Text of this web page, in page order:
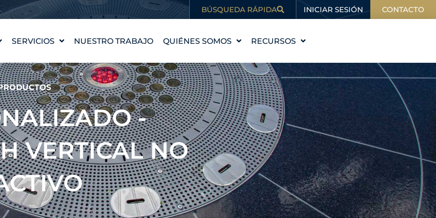
BÚSQUEDA RÁPIDA INICIAR SESIÓN CONTACTO
SERVICIOS
DISEÑO DE FUENTES
WATERLAB™
PRODUCTOS Y
ASISTENCIA TÉCNICA
NUESTRO TRABAJO QUIÉNES SOMOS
NUESTRA HISTORIA
NUESTROS VALORES
CONOCE AL EQUIPO
CARRERAS
PROFESIONALES
RECURSOS
EDUCACIÓN
BLOG
EN LAS NOTICIAS
-
VERTICAL NO